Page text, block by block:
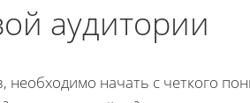
аудитории
начать с четкого